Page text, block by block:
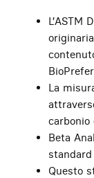
L’ASTM
La
carbonio
Beta
standard
Questo